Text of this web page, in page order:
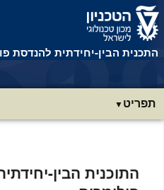
התכנית הבין-יחידתית להנדסת
תפריט
תפריט
התוכנית הבין-